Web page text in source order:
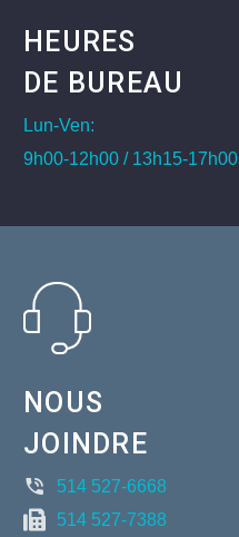
HEURES
DE BUREAU
Lun-Ven:
9h00-12h00 / 13h15-17h00
NOUS
JOINDRE
514 527-6668
514 527-7388